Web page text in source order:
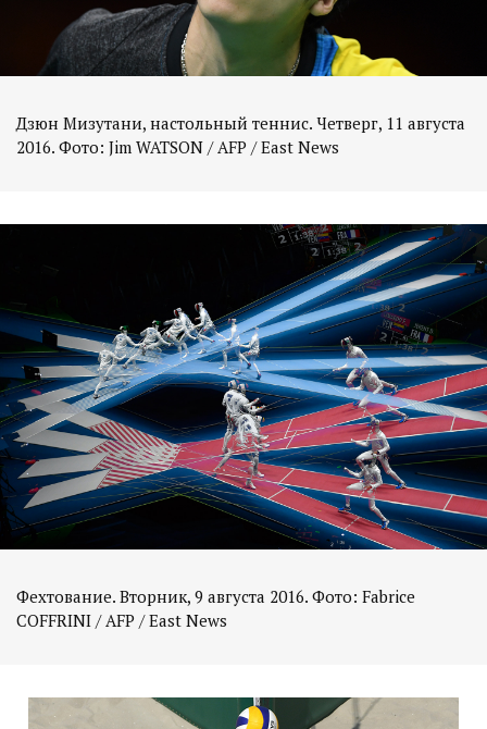
Дзюн Мизутани, настольный теннис. Четверг, 11 августа
2016. Фото: Jim WATSON / AFP / East News
Фехтование. Вторник, 9 августа 2016. Фото: Fabrice
COFFRINI / AFP / East News